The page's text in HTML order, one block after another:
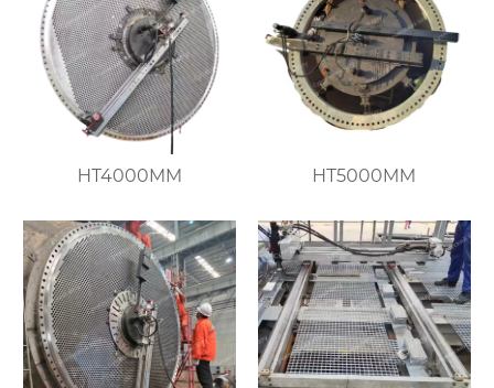
HT4000MM HT5000MM